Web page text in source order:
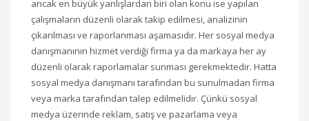
ancak en büyük yanlışlardan biri olan konu ise yapılan
çalışmaların düzenli olarak takip edilmesi, analizinin
çıkarılması ve raporlanması aşamasıdır. Her sosyal medya
danışmanının hizmet verdiği firma ya da markaya her ay
düzenli olarak raporlamalar sunması gerekmektedir. Hatta
sosyal medya danışmanı tarafından bu sunulmadan firma
veya marka tarafından talep edilmelidir. Çünkü sosyal
medya üzerinde reklam, satış ve pazarlama veya